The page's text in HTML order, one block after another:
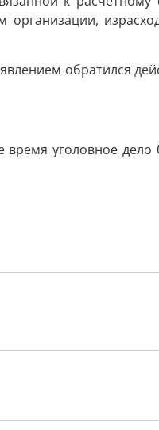
обратился
время уголовное дело